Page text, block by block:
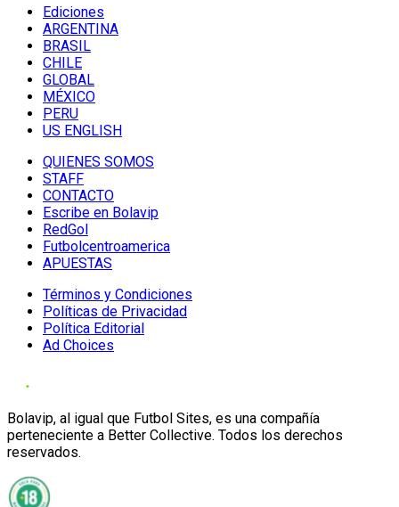
Ediciones
ARGENTINA
BRASIL
CHILE
GLOBAL
MÉXICO
PERU
US ENGLISH
QUIENES SOMOS
STAFF
CONTACTO
Escribe en Bolavip
RedGol
Futbolcentroamerica
APUESTAS
Términos y Condiciones
Políticas de Privacidad
Política Editorial
Ad Choices
Bolavip, al igual que Futbol Sites, es una compañía
perteneciente a Better Collective. Todos los derechos
reservados.